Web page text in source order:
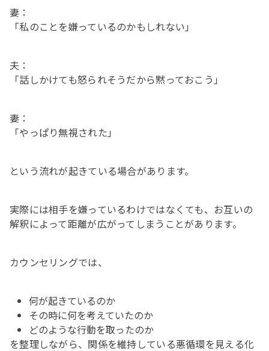
妻：
「私のことを嫌っているのかもしれない」
夫：
「話しかけても怒られそうだから黙っておこう」
妻：
「やっぱり無視された」
という流れが起きている場合があります。
実際には相手を嫌っているわけではなくても、お互いの
解釈によって距離が広がってしまうことがあります。
カウンセリングでは、
何が起きているのか
その時に何を考えていたのか
どのような行動を取ったのか
を整理しながら、関係を維持している悪循環を見える化